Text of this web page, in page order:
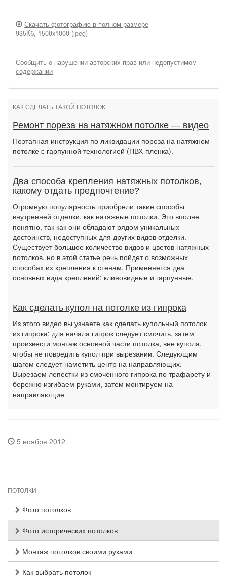
Скачать фотографию в полном размере
935Кб, 1500x1000 (jpeg)
Сообщить о нарушении авторских прав или недопустимом
содержании
КАК СДЕЛАТЬ ТАКОЙ ПОТОЛОК
Ремонт пореза на натяжном потолке — видео
Поэтапная инструкция по ликвидации пореза на натяжном
потолке с гарпунной технологией (ПВХ-пленка).
Два способа крепления натяжных потолков,
какому отдать предпочтение?
Огромную популярность приобрели такие способы
внутренней отделки, как натяжные потолки. Это вполне
понятно, так как они обладают рядом уникальных
достоинств, недоступных для других видов отделки.
Существует большое количество видов и цветов натяжных
потолков, но в этой статье речь пойдет о возможных
способах их крепления к стенам. Применяется два
основных вида креплений: клиновидные и гарпунные.
Как сделать купол на потолке из гипрока
Из этого видео вы узнаете как сделать купольный потолок
из гипрока: для начала гипрок следует смочить, затем
произвести монтаж основной части потолка, вне купола,
чтобы не повредить купол при вырезании. Следующим
шагом следует наметить центр на направляющих.
Вырезаем лепестки из смоченного гипрока по трафарету и
бережно изгибаем руками, затем монтируем на
направляющие
5 ноября 2012
ПОТОЛКИ
Фото потолков
Фото исторических потолков
Монтаж потолков своими руками
Как выбрать потолок